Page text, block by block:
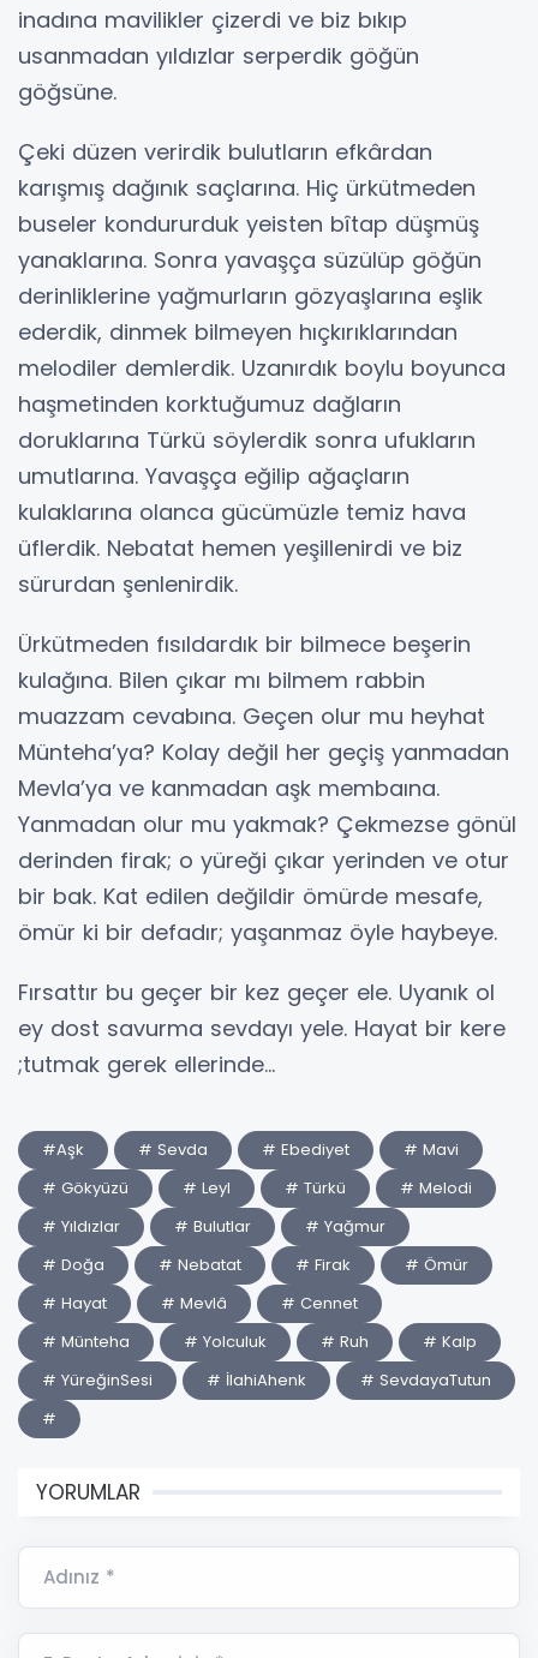
inadına mavilikler çizerdi ve biz bıkıp
usanmadan yıldızlar serperdik göğün
göğsüne.
Çeki düzen verirdik bulutların efkârdan
karışmış dağınık saçlarına. Hiç ürkütmeden
buseler kondururduk yeisten bîtap düşmüş
yanaklarına. Sonra yavaşça süzülüp göğün
derinliklerine yağmurların gözyaşlarına eşlik
ederdik, dinmek bilmeyen hıçkırıklarından
melodiler demlerdik. Uzanırdık boylu boyunca
haşmetinden korktuğumuz dağların
doruklarına Türkü söylerdik sonra ufukların
umutlarına. Yavaşça eğilip ağaçların
kulaklarına olanca gücümüzle temiz hava
üflerdik. Nebatat hemen yeşillenirdi ve biz
sürurdan şenlenirdik.
Ürkütmeden fısıldardık bir bilmece beşerin
kulağına. Bilen çıkar mı bilmem rabbin
muazzam cevabına. Geçen olur mu heyhat
Münteha’ya? Kolay değil her geçiş yanmadan
Mevla’ya ve kanmadan aşk membaına.
Yanmadan olur mu yakmak? Çekmezse gönül
derinden firak; o yüreği çıkar yerinden ve otur
bir bak. Kat edilen değildir ömürde mesafe,
ömür ki bir defadır; yaşanmaz öyle haybeye.
Fırsattır bu geçer bir kez geçer ele. Uyanık ol
ey dost savurma sevdayı yele. Hayat bir kere
;tutmak gerek ellerinde…
#Aşk # Sevda # Ebediyet
# Mavi
# Gökyüzü
# Leyl # Türkü
# Melodi
# Yıldızlar
# Bulutlar
# Yağmur
# Doğa
# Nebatat # Firak
# Ömür
# Hayat
# Mevlâ
# Cennet
# Münteha
# Yolculuk # Ruh
# Kalp
# YüreğinSesi
# İlahiAhenk
# SevdayaTutun
#
YORUMLAR
Adınız *